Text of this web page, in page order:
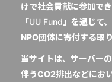
けで社会貢献に参加で
「UU Fund 」を通じて
NPO団体に寄付する取
当サイトは、サーバー
伴うCO2排出などにお